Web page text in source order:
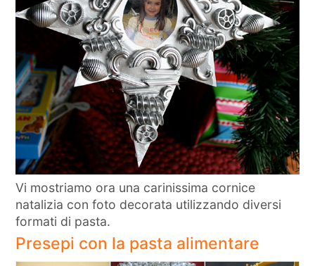
Vi mostriamo ora una carinissima cornice
natalizia con foto decorata utilizzando diversi
formati di pasta.
Presepi con la pasta alimentare